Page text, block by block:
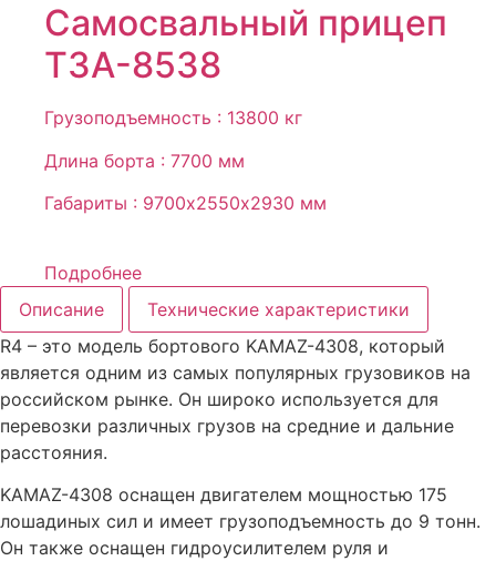
Самосвальный прицеп
ТЗА-8538
Грузоподъемность : 13800 кг
Длина борта : 7700 мм
Габариты : 9700х2550х2930 мм
Подробнее
Описание
Технические характеристики
R4 – это модель бортового KAMAZ-4308, который
является одним из самых популярных грузовиков на
российском рынке. Он широко используется для
перевозки различных грузов на средние и дальние
расстояния.
KAMAZ-4308 оснащен двигателем мощностью 175
лошадиных сил и имеет грузоподъемность до 9 тонн.
Он также оснащен гидроусилителем руля и